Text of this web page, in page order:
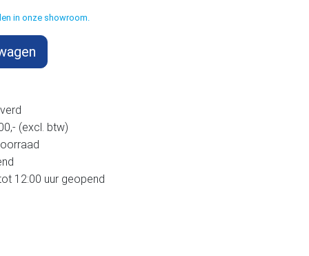
in onze showroom.
(excl. btw)
12:00 uur geopend